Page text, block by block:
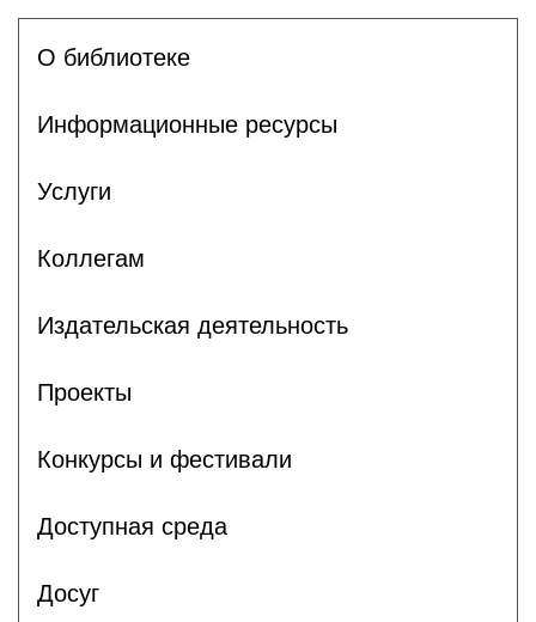
О библиотеке
Информационные ресурсы
Услуги
Коллегам
Издательская деятельность
Проекты
Конкурсы и фестивали
Доступная среда
Досуг